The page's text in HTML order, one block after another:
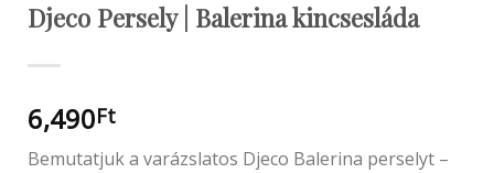
Djeco Persely | Balerina kincsesláda
6,490Ft
Bemutatjuk a varázslatos Djeco Balerina perselyt –